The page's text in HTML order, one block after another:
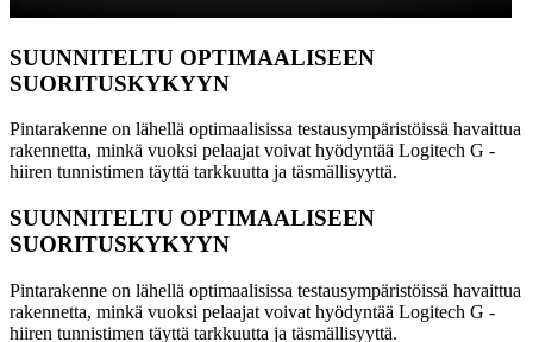
SUUNNITELTU OPTIMAALISEEN
SUORITUSKYKYYN
Pintarakenne on lähellä optimaalisissa testausympäristöissä havaittua
rakennetta, minkä vuoksi pelaajat voivat hyödyntää Logitech G -
hiiren tunnistimen täyttä tarkkuutta ja täsmällisyyttä.
SUUNNITELTU OPTIMAALISEEN
SUORITUSKYKYYN
Pintarakenne on lähellä optimaalisissa testausympäristöissä havaittua
rakennetta, minkä vuoksi pelaajat voivat hyödyntää Logitech G -
hiiren tunnistimen täyttä tarkkuutta ja täsmällisyyttä.